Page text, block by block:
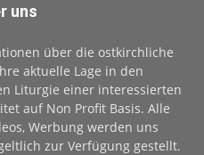
uns
über die ostkirchliche
aktuelle Lage in den
Liturgie einer interessierten
auf Non Profit Basis. Alle
Werbung werden uns
zur Verfügung gestellt.